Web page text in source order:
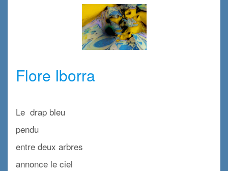
Flore Iborra
Le drap bleu
pendu
entre deux arbres
annonce le ciel